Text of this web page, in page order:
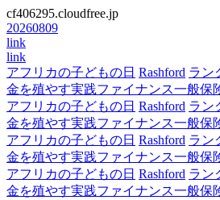
cf406295.cloudfree.jp
20260809
link
link
アフリカの子どもの日 Rashford ラン
金を殖やす実践ファイナンス一般保
アフリカの子どもの日 Rashford ラン
金を殖やす実践ファイナンス一般保
アフリカの子どもの日 Rashford ラン
金を殖やす実践ファイナンス一般保
アフリカの子どもの日 Rashford ラン
金を殖やす実践ファイナンス一般保